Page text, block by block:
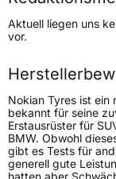
Lastindex107/105
Höchstlast975/
Gewicht (in kg)
Generelle
Fahrzeugtyp
Aktuell liegen uns
vor.
Nokian Tyres ist ein
bekannt für seine
Erstausrüster für
BMW. Obwohl
gibt es Tests für
generell gute